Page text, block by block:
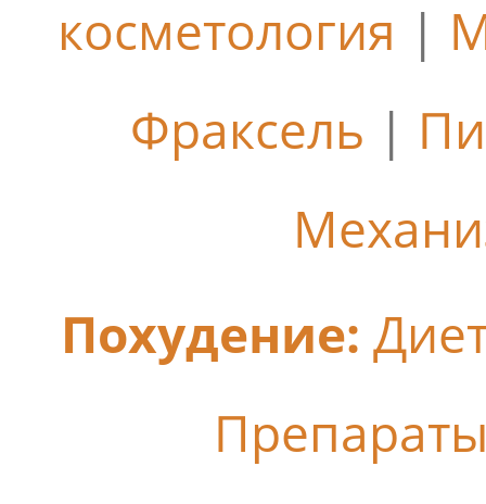
косметология |
Фраксель |
Похудение: